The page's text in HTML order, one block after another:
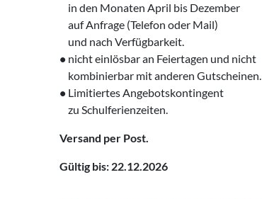
‌ in den Monaten April bis Dezember
‌ auf Anfrage (Telefon oder Mail)
‌ und nach Verfügbarkeit.
• nicht einlösbar an Feiertagen und nicht
‌ kombinierbar mit anderen Gutscheinen.
• Limitiertes Angebotskontingent
‌ zu Schulferienzeiten.
Versand per Post.
Gültig bis: 22.12.2026